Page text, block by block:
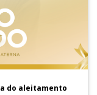
do aleitamento